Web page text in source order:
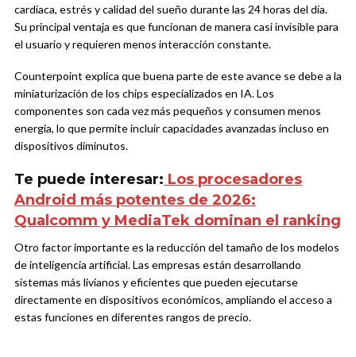
cardíaca, estrés y calidad del sueño durante las 24 horas del día.
Su principal ventaja es que funcionan de manera casi invisible para
el usuario y requieren menos interacción constante.
Counterpoint explica que buena parte de este avance se debe a la
miniaturización de los chips especializados en IA. Los
componentes son cada vez más pequeños y consumen menos
energía, lo que permite incluir capacidades avanzadas incluso en
dispositivos diminutos.
Te puede interesar: Los procesadores
Android más potentes de 2026:
Qualcomm y MediaTek dominan el ranking
Otro factor importante es la reducción del tamaño de los modelos
de inteligencia artificial. Las empresas están desarrollando
sistemas más livianos y eficientes que pueden ejecutarse
directamente en dispositivos económicos, ampliando el acceso a
estas funciones en diferentes rangos de precio.